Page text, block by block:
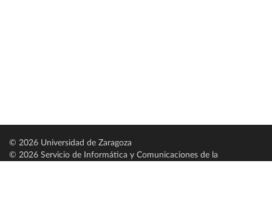
© 2026 Universidad de Zaragoza
© 2026 Servicio de Informática y Comunicaciones de la